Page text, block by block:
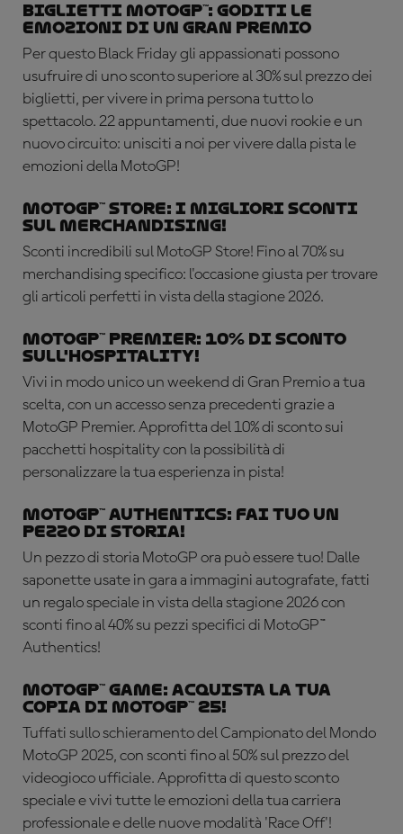
Biglietti MotoGP™: goditi le
emozioni di un Gran Premio
Per questo Black Friday gli appassionati possono
usufruire di uno sconto superiore al 30% sul prezzo dei
biglietti, per vivere in prima persona tutto lo
spettacolo. 22 appuntamenti, due nuovi rookie e un
nuovo circuito: unisciti a noi per vivere dalla pista le
emozioni della MotoGP!
MotoGP™ Store: i migliori sconti
sul merchandising!
Sconti incredibili sul MotoGP Store! Fino al 70% su
merchandising specifico: l'occasione giusta per trovare
gli articoli perfetti in vista della stagione 2026.
MotoGP™ Premier: 10% di sconto
sull'Hospitality!
Vivi in modo unico un weekend di Gran Premio a tua
scelta, con un accesso senza precedenti grazie a
MotoGP Premier. Approfitta del 10% di sconto sui
pacchetti hospitality con la possibilità di
personalizzare la tua esperienza in pista!
MotoGP™ Authentics: fai tuo un
pezzo di storia!
Un pezzo di storia MotoGP ora può essere tuo! Dalle
saponette usate in gara a immagini autografate, fatti
un regalo speciale in vista della stagione 2026 con
sconti fino al 40% su pezzi specifici di MotoGP™
Authentics!
MotoGP™ Game: acquista la tua
copia di MotoGP™ 25!
Tuffati sullo schieramento del Campionato del Mondo
MotoGP 2025, con sconti fino al 50% sul prezzo del
videogioco ufficiale. Approfitta di questo sconto
speciale e vivi tutte le emozioni della tua carriera
professionale e delle nuove modalità 'Race Off'!